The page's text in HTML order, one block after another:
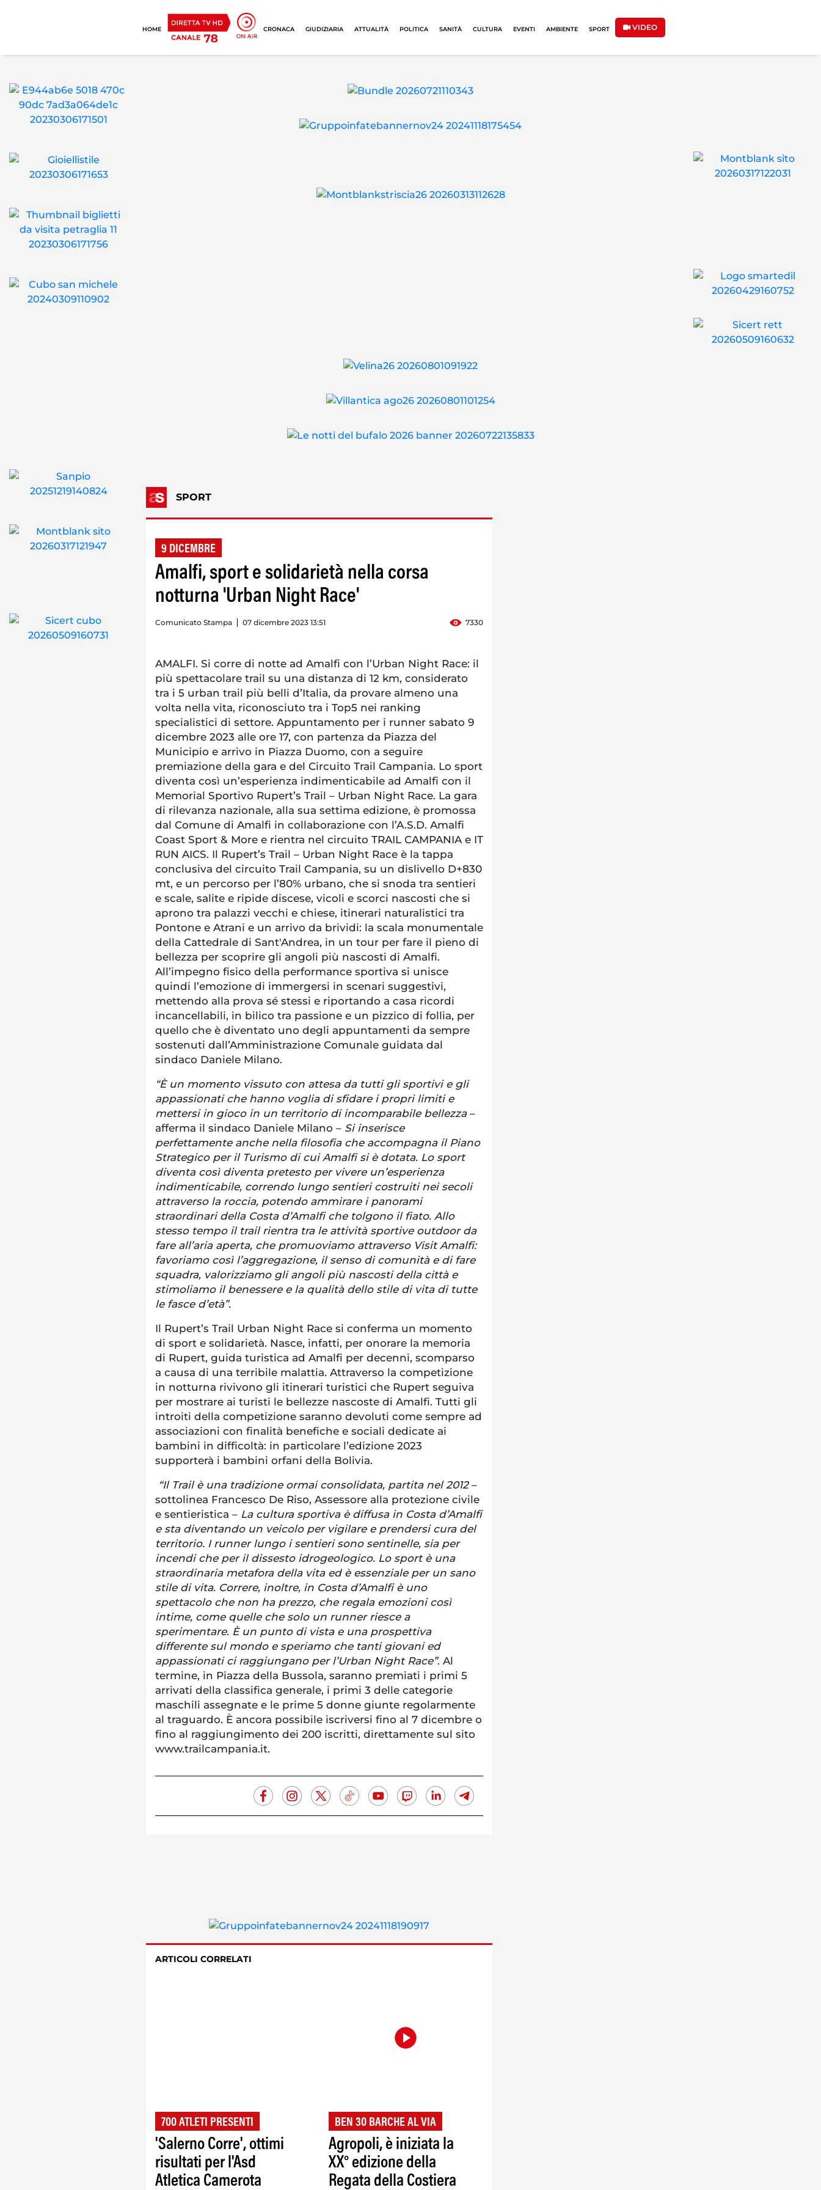
HOME CRONACA GIUDIZIARIA ATTUALITÀ POLITICA SANITÀ CULTURA EVENTI AMBIENTE SPORT VIDEO
SPORT
9 DICEMBRE
Amalfi, sport e solidarietà nella corsa
notturna 'Urban Night Race'
Comunicato Stampa 07 dicembre 2023 13:51 7330
AMALFI. Si corre di notte ad Amalfi con l’Urban Night Race: il
più spettacolare trail su una distanza di 12 km, considerato
tra i 5 urban trail più belli d’Italia, da provare almeno una
volta nella vita, riconosciuto tra i Top5 nei ranking
specialistici di settore. Appuntamento per i runner sabato 9
dicembre 2023 alle ore 17, con partenza da Piazza del
Municipio e arrivo in Piazza Duomo, con a seguire
premiazione della gara e del Circuito Trail Campania. Lo sport
diventa così un’esperienza indimenticabile ad Amalfi con il
Memorial Sportivo Rupert’s Trail – Urban Night Race. La gara
di rilevanza nazionale, alla sua settima edizione, è promossa
dal Comune di Amalfi in collaborazione con l’A.S.D. Amalfi
Coast Sport & More e rientra nel circuito TRAIL CAMPANIA e IT
RUN AICS. Il Rupert’s Trail – Urban Night Race è la tappa
conclusiva del circuito Trail Campania, su un dislivello D+830
mt, e un percorso per l’80% urbano, che si snoda tra sentieri
e scale, salite e ripide discese, vicoli e scorci nascosti che si
aprono tra palazzi vecchi e chiese, itinerari naturalistici tra
Pontone e Atrani e un arrivo da brividi: la scala monumentale
della Cattedrale di Sant'Andrea, in un tour per fare il pieno di
bellezza per scoprire gli angoli più nascosti di Amalfi.
All’impegno fisico della performance sportiva si unisce
quindi l’emozione di immergersi in scenari suggestivi,
mettendo alla prova sé stessi e riportando a casa ricordi
incancellabili, in bilico tra passione e un pizzico di follia, per
quello che è diventato uno degli appuntamenti da sempre
sostenuti dall’Amministrazione Comunale guidata dal
sindaco Daniele Milano.
“È un momento vissuto con attesa da tutti gli sportivi e gli
appassionati che hanno voglia di sfidare i propri limiti e
mettersi in gioco in un territorio di incomparabile bellezza–
afferma il sindaco Daniele Milano – Si inserisce
perfettamente anche nella filosofia che accompagna il Piano
Strategico per il Turismo di cui Amalfi si è dotata. Lo sport
diventa così diventa pretesto per vivere un’esperienza
indimenticabile, correndo lungo sentieri costruiti nei secoli
attraverso la roccia, potendo ammirare i panorami
straordinari della Costa d’Amalfi che tolgono il fiato. Allo
stesso tempo il trail rientra tra le attività sportive outdoor da
fare all’aria aperta, che promuoviamo attraverso Visit Amalfi:
favoriamo così l’aggregazione, il senso di comunità e di fare
squadra, valorizziamo gli angoli più nascosti della città e
stimoliamo il benessere e la qualità dello stile di vita di tutte
le fasce d’età”.
Il Rupert’s Trail Urban Night Race si conferma un momento
di sport e solidarietà. Nasce, infatti, per onorare la memoria
di Rupert, guida turistica ad Amalfi per decenni, scomparso
a causa di una terribile malattia. Attraverso la competizione
in notturna rivivono gli itinerari turistici che Rupert seguiva
per mostrare ai turisti le bellezze nascoste di Amalfi. Tutti gli
introiti della competizione saranno devoluti come sempre ad
associazioni con finalità benefiche e sociali dedicate ai
bambini in difficoltà: in particolare l’edizione 2023
supporterà i bambini orfani della Bolivia.
“Il Trail è una tradizione ormai consolidata, partita nel 2012–
sottolinea Francesco De Riso, Assessore alla protezione civile
e sentieristica – La cultura sportiva è diffusa in Costa d’Amalfi
e sta diventando un veicolo per vigilare e prendersi cura del
territorio. I runner lungo i sentieri sono sentinelle, sia per
incendi che per il dissesto idrogeologico. Lo sport è una
straordinaria metafora della vita ed è essenziale per un sano
stile di vita. Correre, inoltre, in Costa d’Amalfi è uno
spettacolo che non ha prezzo, che regala emozioni così
intime, come quelle che solo un runner riesce a
sperimentare. È un punto di vista e una prospettiva
differente sul mondo e speriamo che tanti giovani ed
appassionati ci raggiungano per l’Urban Night Race”. Al
termine, in Piazza della Bussola, saranno premiati i primi 5
arrivati della classifica generale, i primi 3 delle categorie
maschili assegnate e le prime 5 donne giunte regolarmente
al traguardo. È ancora possibile iscriversi fino al 7 dicembre o
fino al raggiungimento dei 200 iscritti, direttamente sul sito
www.trailcampania.it.
ARTICOLI CORRELATI
700 ATLETI PRESENTI
'Salerno Corre', ottimi
risultati per l'Asd
Atletica Camerota
BEN 30 BARCHE AL VIA
Agropoli, è iniziata la
XX° edizione della
Regata della Costiera